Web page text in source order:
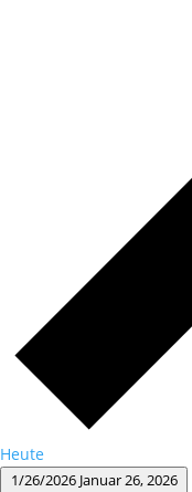
Heute
1/26/2026 Januar 26, 2026